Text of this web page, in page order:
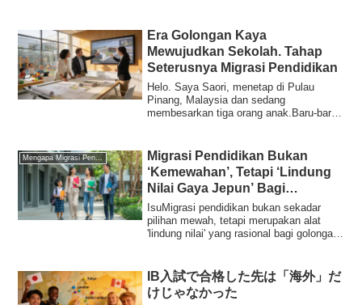
裕層は、子どもたちを日本屈指の名門全
寮制校へひそかに送...
Era Golongan Kaya
Mewujudkan Sekolah. Tahap
Seterusnya Migrasi Pendidikan
Helo. Saya Saori, menetap di Pulau
Pinang, Malaysia dan sedang
membesarkan tiga orang anak.Baru-baru
Mengapa Migrasi Pendidikan
Migrasi Pendidikan Bukan
‘Kemewahan’, Tetapi ‘Lindung
Nilai Gaya Jepun’ Bagi
Golongan Kaya
IsuMigrasi pendidikan bukan sekadar
pilihan mewah, tetapi merupakan alat
'lindung nilai' yang rasional bagi golongan
IB入試で合格した先は「海外」だ
けじゃなかった